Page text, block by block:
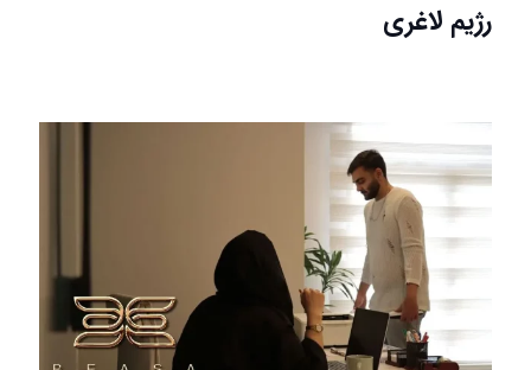
رژیم لاغری